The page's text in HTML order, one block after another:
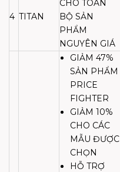
4 TITAN
CHO TOÀN
BỘ SẢN
PHẨM
NGUYÊN GIÁ
GIẢM 47%
SẢN PHẨM
PRICE
FIGHTER
GIẢM 10%
CHO CÁC
MẪU ĐƯỢC
CHỌN
HỖ TRỢ